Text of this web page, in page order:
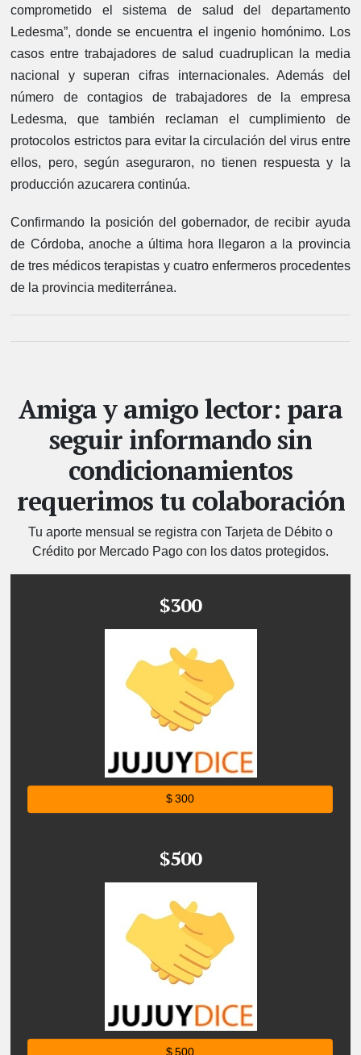
comprometido el sistema de salud del departamento
Ledesma”, donde se encuentra el ingenio homónimo. Los
casos entre trabajadores de salud cuadruplican la media
nacional y superan cifras internacionales. Además del
número de contagios de trabajadores de la empresa
Ledesma, que también reclaman el cumplimiento de
protocolos estrictos para evitar la circulación del virus entre
ellos, pero, según aseguraron, no tienen respuesta y la
producción azucarera continúa.
Confirmando la posición del gobernador, de recibir ayuda
de Córdoba, anoche a última hora llegaron a la provincia
de tres médicos terapistas y cuatro enfermeros procedentes
de la provincia mediterránea.
Amiga y amigo lector: para
seguir informando sin
condicionamientos
requerimos tu colaboración
Tu aporte mensual se registra con Tarjeta de Débito o
Crédito por Mercado Pago con los datos protegidos.
$300
$ 300
$500
$ 500